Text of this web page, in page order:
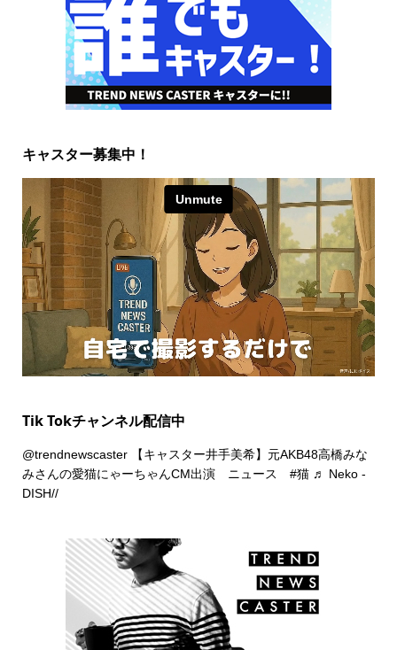
キャスター募集中！
Tik Tokチャンネル配信中
@trendnewscaster【キャスター井手美希】元AKB48高橋みな
みさんの愛猫にゃーちゃんCM出演 ニュース #猫 ♬ Neko -
DISH//